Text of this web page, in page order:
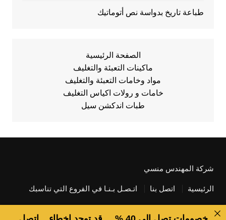
طباعة تاريخ بدواسة نص أتوماتيك
الصفحة الرئيسية
ماكينات التعبئة والتغليف
مواد وخامات التعبئة والتغليف
خامات و رولات اكياس التغليف
طبات اندكشن سيل
شركة المهندس منسي
الرئيسية اتصل بنا اتـصـل بـنـا في الفروع التي تناسبك